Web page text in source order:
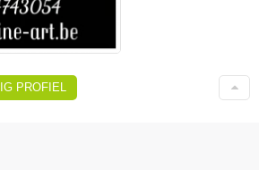
PROFIEL